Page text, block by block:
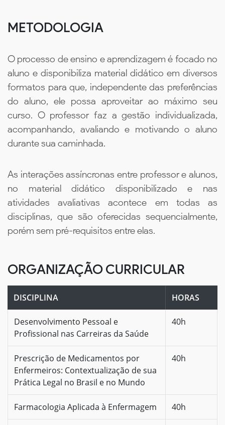
METODOLOGIA
O processo de ensino e aprendizagem é focado no
aluno e disponibiliza material didático em diversos
formatos para que, independente das preferências
do aluno, ele possa aproveitar ao máximo seu
curso. O professor faz a gestão individualizada,
acompanhando, avaliando e motivando o aluno
durante sua caminhada.
As interações assíncronas entre professor e alunos,
no material didático disponibilizado e nas
atividades avaliativas acontece em todas as
disciplinas, que são oferecidas sequencialmente,
porém sem pré-requisitos entre elas.
ORGANIZAÇÃO CURRICULAR
DISCIPLINA HORAS
Desenvolvimento Pessoal e
Profissional nas Carreiras da Saúde
40h
Prescrição de Medicamentos por
Enfermeiros: Contextualização de sua
Prática Legal no Brasil e no Mundo
40h
Farmacologia Aplicada à Enfermagem 40h